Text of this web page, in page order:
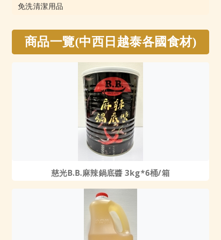
免洗清潔用品
商品一覽(中西日越泰各國食材)
慈光B.B.麻辣鍋底醬 3kg*6桶/箱